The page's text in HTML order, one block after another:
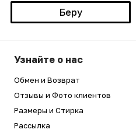
Беру
Узнайте о нас
Обмен и Возврат
Отзывы и Фото клиентов
Размеры и Стирка
Рассылка